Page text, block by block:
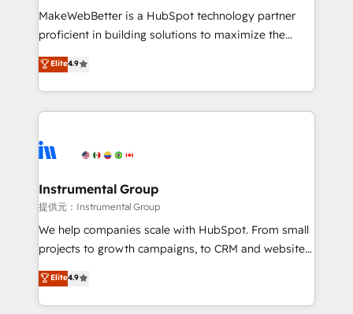
starting at $1,5k 💵 - Speed: Launch in 14 days ⚡ -
Global: 75+ RPers across five continents 🌐 - Scale:
HubSpot Partner 🪴 - Sales Hub: More
implementations than any other Partner 💻 -
agency for an Ops problem. Don't hire a technical
agency for a growth problem. Hire a partner built to
MakeWebBetter is a HubSpot technology partner
proficient in building solutions to maximize the
operational efficiency of HubSpot. The fastest-
growing tech-enabler & facilitator, MakeWebBetter,
hands you the blend of HubSpot expertise &
eminent solutions & integrations. Trust us to
Elite Partners with 10+ years of HubSpot experience
Premier Partner 2023 🌟5 HubSpot Accreditations 🌟
Won HubSpot Theme Challenge 2021 🌟INBOUND’19
HubSpot Rising Star Why us? Harnessing the full
potential of the powerful HubSpot CRM. ✔️A team of
HubSpot experience ✔️Flexible pricing models —
Hourly-fee (assigned one Dedicated HubSpot
Elite4.9
Instrumental Group
提供元：Instrumental Group
We help companies scale with HubSpot. From small
projects to growth campaigns, to CRM and websites.
Hire an agency that's experienced in every inch of
HubSpot and willing to work hand-in-hand with your
team to simplify the complex and build a better
Elite4.9